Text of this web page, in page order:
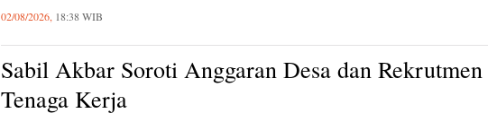
02/08/2026, 18:38 WIB
Sabil Akbar Soroti Anggaran Desa dan Rekrutmen
Tenaga Kerja